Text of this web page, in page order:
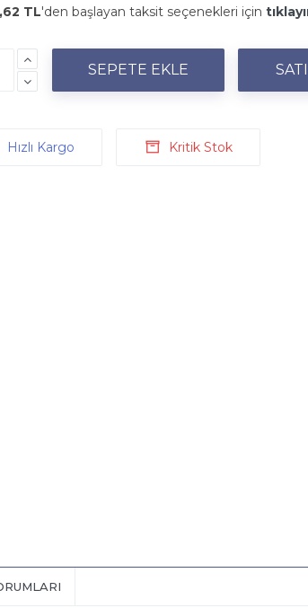
TL'den başlayan taksit seçenekleri için